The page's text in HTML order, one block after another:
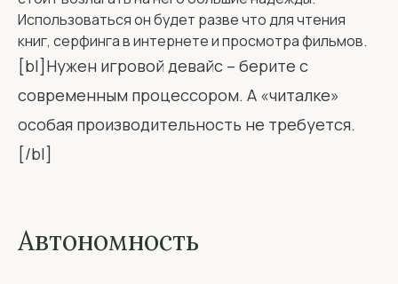
Использоваться он будет разве что для чтения
книг, серфинга в интернете и просмотра фильмов.
[bl]Нужен игровой девайс – берите с
современным процессором. А «читалке»
особая производительность не требуется.
[/bl]
Автономность